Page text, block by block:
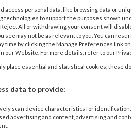
ONDERNEMEN
scheiding
access personal data, like browsing data or
technologies to support the purposes shown
All or withdrawing your consent will
see may not be as relevant to you. You can
time by clicking the Manage Preferences link on
Website. For more details, refer to our
place essential and statistical cookies, these
data to provide:
scan device characteristics for
advertising and content, advertising and